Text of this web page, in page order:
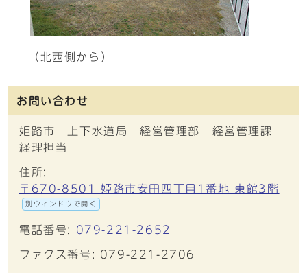
（北西側から）
お問い合わせ
姫路市 上下水道局 経営管理部 経営管理課
経理担当
住所:
〒670-8501 姫路市安田四丁目1番地 東館3階
別ウィンドウで開く
電話番号: 079-221-2652
ファクス番号: 079-221-2706